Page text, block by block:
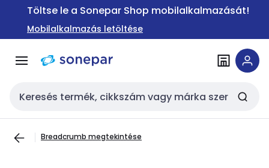
Ugrás a
Ugrás a
tartalomra
Töltse le a Sonepar Shop mobilalkalmazását!
Mobilalkalmazás letöltése
Keresési bemenet
Breadcrumb megtekintése